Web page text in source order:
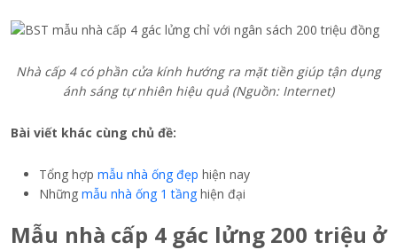
Nhà cấp 4 có phần cửa kính hướng ra mặt tiền giúp tận dụng
ánh sáng tự nhiên hiệu quả (Nguồn: Internet)
Bài viết khác cùng chủ đề:
Tổng hợp mẫu nhà ống đẹp hiện nay
Những mẫu nhà ống 1 tầng hiện đại
Mẫu nhà cấp 4 gác lửng 200 triệu ở